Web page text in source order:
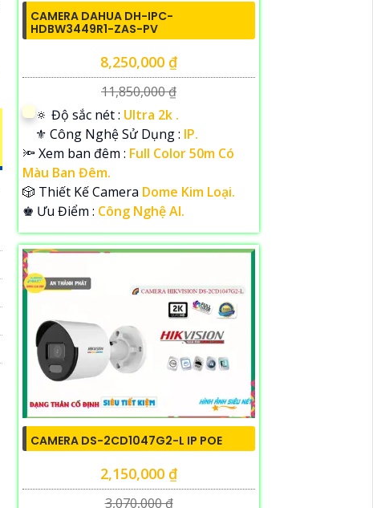
CAMERA DAHUA DH-IPC-
HDBW3449R1-ZAS-PV
8,250,000 ₫
11,850,000 ₫
🔅 Độ sắc nét : Ultra 2k .
⚜️ Công Nghệ Sử Dụng : IP.
🔦 Xem ban đêm : Full Color 50m Có
Màu Ban Đêm.
🎲 Thiết Kế Camera Dome Kim Loại.
️♚ Ưu Điểm : Công Nghệ AI.
CAMERA DS-2CD1047G2-L IP POE
2,150,000 ₫
3,070,000 ₫